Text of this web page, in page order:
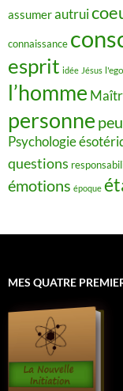
assumerautrui
connaissance
esprit idée Jésus l'ego
l’homme
personne
Psychologie
questions
émotions époque
MES QUATRE